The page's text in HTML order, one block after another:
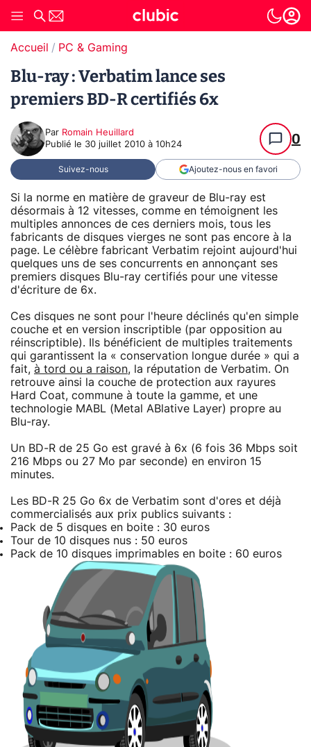
Accueil PC & Gaming
Blu-ray : Verbatim lance ses
premiers BD-R certifiés 6x
Par Romain Heuillard
Publié le 30 juillet 2010 à 10h24 0
Suivez-nous Ajoutez-nous en favori
Si la norme en matière de graveur de Blu-ray est
désormais à 12 vitesses, comme en témoignent les
multiples annonces de ces derniers mois, tous les
fabricants de disques vierges ne sont pas encore à la
page. Le célèbre fabricant Verbatim rejoint aujourd'hui
quelques uns de ses concurrents en annonçant ses
premiers disques Blu-ray certifiés pour une vitesse
d'écriture de 6x.
Ces disques ne sont pour l'heure déclinés qu'en simple
couche et en version inscriptible (par opposition au
réinscriptible). Ils bénéficient de multiples traitements
qui garantissent la « conservation longue durée » qui a
fait, à tord ou a raison, la réputation de Verbatim. On
retrouve ainsi la couche de protection aux rayures
Hard Coat, commune à toute la gamme, et une
technologie MABL (Metal ABlative Layer) propre au
Blu-ray.
Un BD-R de 25 Go est gravé à 6x (6 fois 36 Mbps soit
216 Mbps ou 27 Mo par seconde) en environ 15
minutes.
Les BD-R 25 Go 6x de Verbatim sont d'ores et déjà
commercialisés aux prix publics suivants :
Pack de 5 disques en boite : 30 euros
Tour de 10 disques nus : 50 euros
Pack de 10 disques imprimables en boite : 60 euros